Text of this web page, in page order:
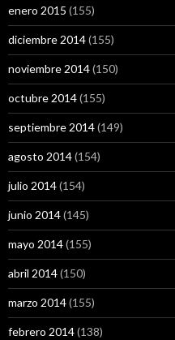
enero 2015 (155)
diciembre 2014(155)
noviembre 2014(150)
octubre 2014(155)
septiembre 2014(149)
agosto 2014(154)
julio 2014(154)
junio 2014(145)
mayo 2014(155)
abril 2014(150)
marzo 2014(155)
febrero 2014(138)